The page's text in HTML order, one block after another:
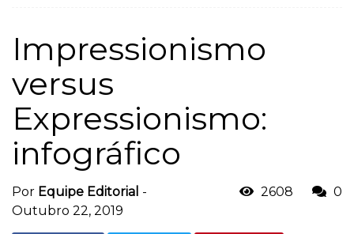
Impressionismo
versus
Expressionismo:
infográfico
Por Equipe Editorial -
Outubro 22, 2019
2608 0